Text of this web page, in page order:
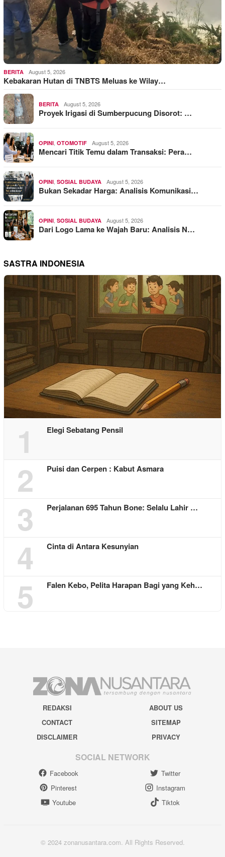
BERITA August 5, 2026
Kebakaran Hutan di TNBTS Meluas ke Wilay…
BERITA August 5, 2026
Proyek Irigasi di Sumberpucung Disorot: …
OPINI OTOMOTIF August 5, 2026
Mencari Titik Temu dalam Transaksi: Pera…
OPINI SOSIAL BUDAYA August 5, 2026
Bukan Sekadar Harga: Analisis Komunikasi…
OPINI SOSIAL BUDAYA August 5, 2026
Dari Logo Lama ke Wajah Baru: Analisis N…
SASTRA INDONESIA
1 Elegi Sebatang Pensil
2 Puisi dan Cerpen : Kabut Asmara
3 Perjalanan 695 Tahun Bone: Selalu Lahir …
4 Cinta di Antara Kesunyian
5 Falen Kebo, Pelita Harapan Bagi yang Keh…
REDAKSI
ABOUT US
CONTACT
SITEMAP
DISCLAIMER
PRIVACY
SOCIAL NETWORK
Facebook
Twitter
Pinterest
Instagram
Youtube
Tiktok
© 2024 zonanusantara.com. All Rights Reserved.